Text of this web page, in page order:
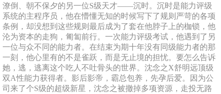
潦倒、朝不保夕的另一位S级天才——沉时。沉时是能力评级
系统的主程序员，他在懵懂无知的时候写下了规则严苛的各项
条例，却没想到这些规则最后成为了套在他脖子上的枷锁，他
沦为资本的走狗，匍匐前行。一次能力评级考试，他遇到了另
一位与众不同的能力者。在结束为期十年没有同级能力者的那
一刻，他心里有的不是雀跃，而是无止境的担忧。要怎么告诉
她，逃，逃离这个吃人不吐骨头的世界。沈念之X舒明远顶级
双A性能力获得者。影后影帝，霸总包养，先孕后爱。因为公
司来了个S级的超级新星，沈念之被撤掉多项资源，走投无路